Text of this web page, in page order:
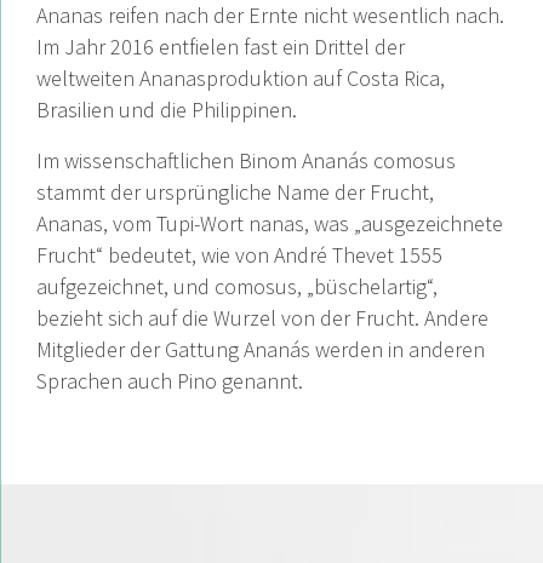
Ananas reifen nach der Ernte nicht wesentlich nach.
Im Jahr 2016 entfielen fast ein Drittel der
weltweiten Ananasproduktion auf Costa Rica,
Brasilien und die Philippinen.
Im wissenschaftlichen Binom Ananás comosus
stammt der ursprüngliche Name der Frucht,
Ananas, vom Tupi-Wort nanas, was „ausgezeichnete
Frucht“ bedeutet, wie von André Thevet 1555
aufgezeichnet, und comosus, „büschelartig“,
bezieht sich auf die Wurzel von der Frucht. Andere
Mitglieder der Gattung Ananás werden in anderen
Sprachen auch Pino genannt.